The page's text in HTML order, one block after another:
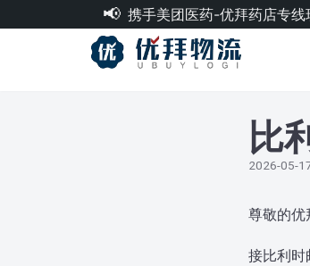
携手美团医药-优拜药店专线
比
2026-05-
尊敬的优
接比利时